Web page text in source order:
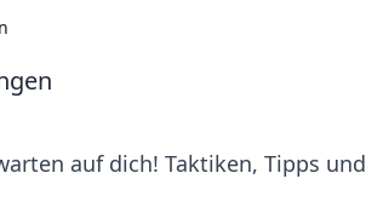
auf dich! Taktiken, Tipps und